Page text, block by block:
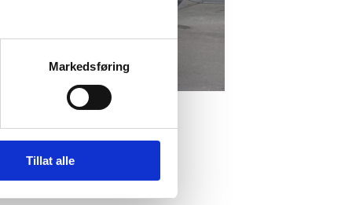
Markedsføring
Tillat alle